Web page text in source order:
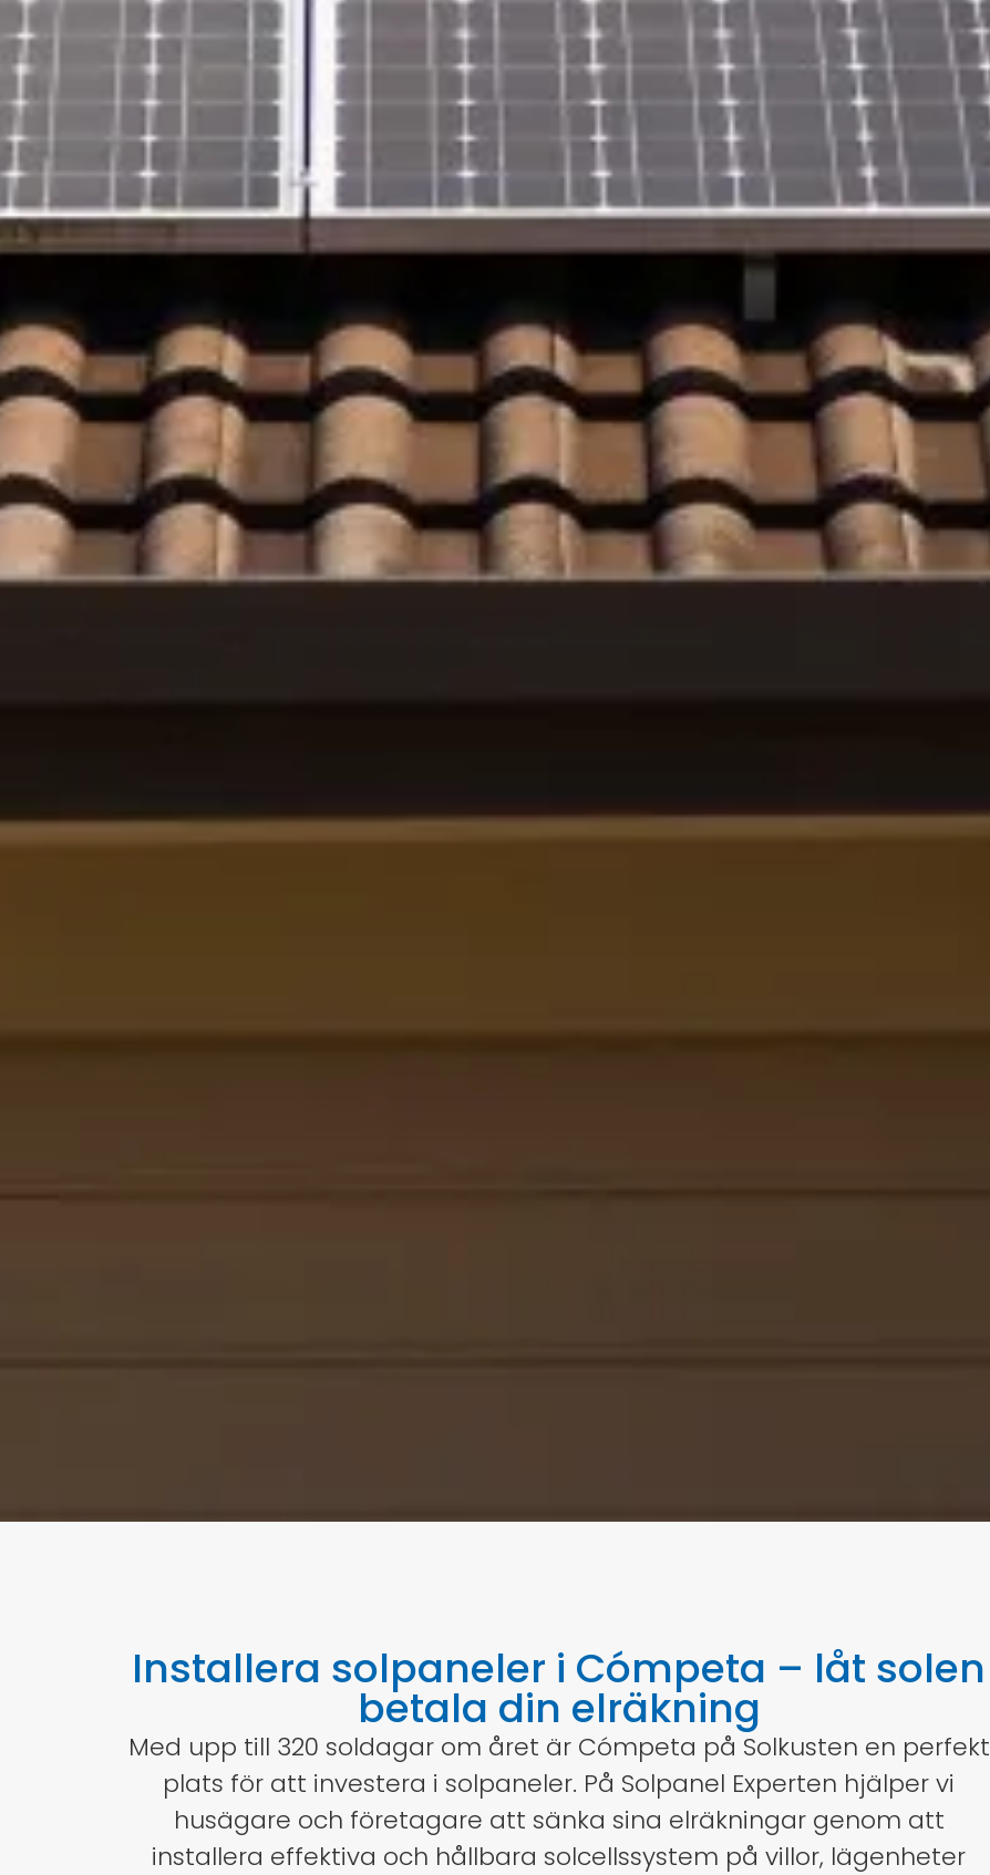
Installera solpaneler i Cómpeta – låt solen
betala din elräkning
Med upp till 320 soldagar om året är Cómpeta på Solkusten en perfekt
plats för att investera i solpaneler. På Solpanel Experten hjälper vi
husägare och företagare att sänka sina elräkningar genom att
installera effektiva och hållbara solcellssystem på villor, lägenheter